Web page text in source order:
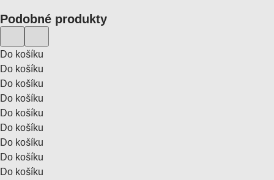
Podobné produkty
Do košíku
Do košíku
Do košíku
Do košíku
Do košíku
Do košíku
Do košíku
Do košíku
Do košíku